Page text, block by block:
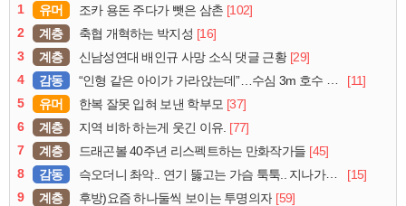
1 유머 조카 용돈 주다가 뺏은 삼촌 [102]
2
계층 축협 개혁하는 박지성 [16]
3
계층 신남성연대 배인규 사망 소식 댓글 근황 [29]
4
감동 “인형 같은 아이가 가라앉는데”…수심 3m 호수 뛰어든 60대 의인
[11]
5
유머 한복 잘못 입혀 보낸 학부모 [37]
6
계층 지역 비하 하는게 웃긴 이유. [77]
7
계층 드래곤볼 40주년 리스펙트하는 만화작가들 [45]
8
감동 슥오더니 촤악.. 연기 뚫고는 가슴 툭툭.. 지나가던 아재의 정체
[15]
9
계층 후방)요즘 하나둘씩 보이는 투명의자 [59]